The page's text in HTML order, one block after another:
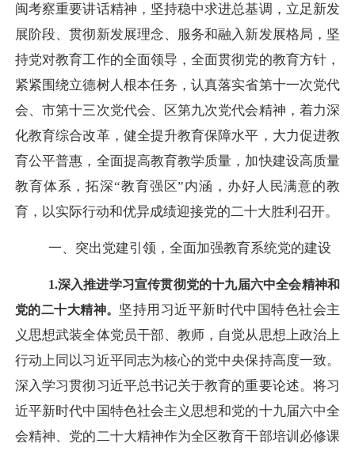
闽考察重要讲话精神，坚持稳中求进总基调，立足新发
展阶段、贯彻新发展理念、服务和融入新发展格局，坚
持党对教育工作的全面领导，全面贯彻党的教育方针，
紧紧围绕立德树人根本任务，认真落实省第十一次党代
会、市第十三次党代会、区第九次党代会精神，着力深
化教育综合改革，健全提升教育保障水平，大力促进教
育公平普惠，全面提高教育教学质量，加快建设高质量
教育体系，拓深“教育强区”内涵，办好人民满意的教
育，以实际行动和优异成绩迎接党的二十大胜利召开。
一、突出党建引领，全面加强教育系统党的建设
1.深入推进学习宣传贯彻党的十九届六中全会精神和
党的二十大精神。 坚持用习近平新时代中国特色社会主
义思想武装全体党员干部、教师，自觉从思想上政治上
行动上同以习近平同志为核心的党中央保持高度一致。
深入学习贯彻习近平总书记关于教育的重要论述。将习
近平新时代中国特色社会主义思想和党的十九届六中全
会精神、党的二十大精神作为全区教育干部培训必修课